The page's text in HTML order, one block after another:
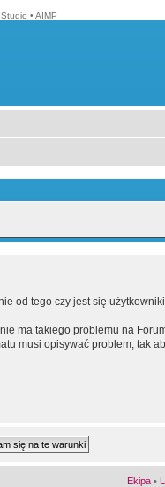
• AIMP
od tego czy jest się
ma takiego problemu na
musi opisywać problem, tak
Ekipa •